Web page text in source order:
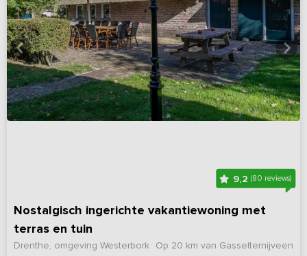
9,2 (80 reviews)
Nostalgisch ingerichte vakantiewoning met
terras en tuin
Op 20 km van Gasselternijveen
Drenthe, omgeving Westerbork